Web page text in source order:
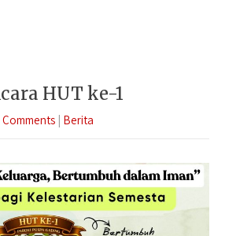
HUT ke-1
Comments | Berita